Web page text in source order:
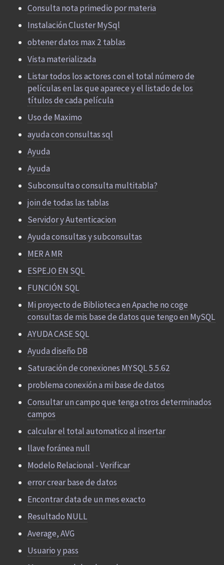
Consulta nota primedio por materia
Instalación Cluster MySql
obtener datos max 2 tablas
Vista materializada
Listar todos los actores con el total número de
películas en las que aparece y el listado de los
títulos de cada película
Uso de Maximo
ayuda con consultas sql
Ayuda
Ayuda
Subconsulta o consulta multitabla?
join de todas las tablas
Servidor y Autenticacion
Ayuda consultas y subconsultas
MER A MR
ESPEJO EN SQL
FUNCIÓN SQL
Mi proyecto de Biblioteca en Apache no coge
consultas de mis base de datos que tengo en MySQL
AYUDA CASE SQL
Ayuda diseño DB
Saturación de conexiones MYSQL 5.5.62
problema conexión a mi base de datos
Consultar un campo que tenga otros determinados
campos
calcular el total automatico al insertar
llave foránea null
Modelo Relacional - Verificar
error crear base de datos
Encontrar data de un mes exacto
Resultado NULL
Average, AVG
Usuario y pass